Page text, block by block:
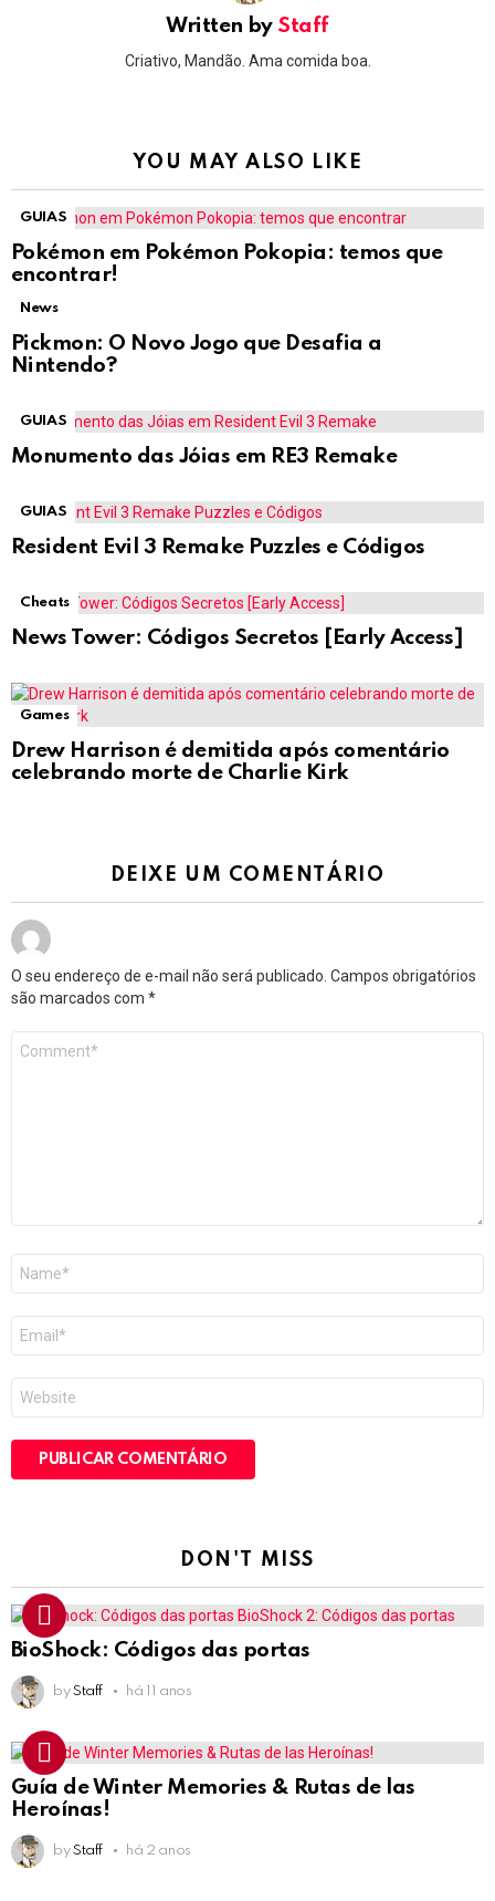
Written by Staff
Criativo, Mandão. Ama comida boa.
YOU MAY ALSO LIKE
GUIAS
Pokémon em Pokémon Pokopia: temos que
encontrar!
News
Pickmon: O Novo Jogo que Desafia a
Nintendo?
GUIAS
Monumento das Jóias em RE3 Remake
GUIAS
Resident Evil 3 Remake Puzzles e Códigos
Cheats
News Tower: Códigos Secretos [Early Access]
Games
Drew Harrison é demitida após comentário
celebrando morte de Charlie Kirk
DEIXE UM COMENTÁRIO
O seu endereço de e-mail não será publicado. Campos obrigatórios
são marcados com *
mail
*
DON'T MISS
BioShock: Códigos das portas
by Staff há 11 anos
Guía de Winter Memories & Rutas de las
Heroínas!
by Staff há 2 anos